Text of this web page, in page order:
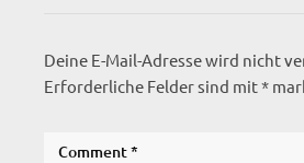
Deine E-Mail-Adresse wird nicht
Erforderliche Felder sind mit*